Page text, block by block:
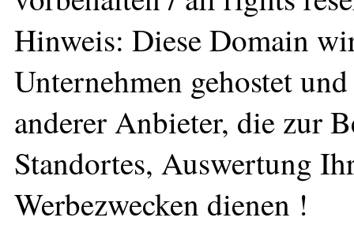
Hinweis: Diese Domain
Unternehmen gehostet
anderer Anbieter, die zur
Standortes, Auswertung
Werbezwecken dienen !